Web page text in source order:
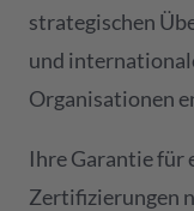
strategischen
und
Organisationen
Ihre Garantie für
Zertifizierungen